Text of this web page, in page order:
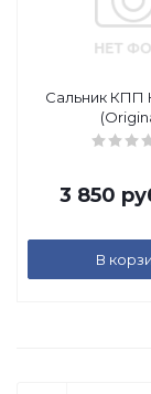
Сальник КПП
3 850
В